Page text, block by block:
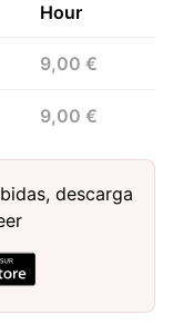
Hour
9,00 €
9,00 €
descarga